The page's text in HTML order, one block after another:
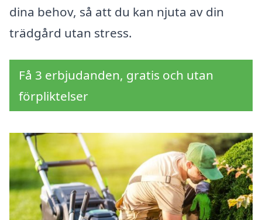
dina behov, så att du kan njuta av din
trädgård utan stress.
Få 3 erbjudanden, gratis och utan
förpliktelser